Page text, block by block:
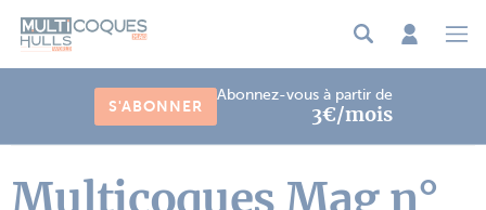
S'ABONNER
Abonnez-vous à partir de
3€/mois
Multicoques Mag n°